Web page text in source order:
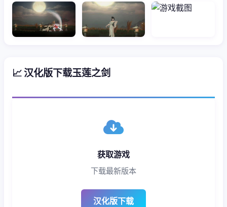
📈 汉化版下载玉莲之剑
获取游戏
下载最新版本
汉化版下载